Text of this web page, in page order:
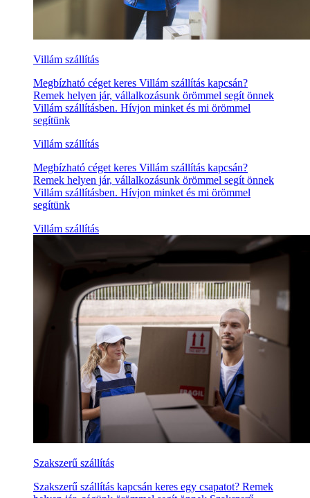
Villám szállítás
Megbízható céget keres Villám szállítás kapcsán?
Remek helyen jár, vállalkozásunk örömmel segít önnek
Villám szállításben. Hívjon minket és mi örömmel
segítünk
Villám szállítás
Megbízható céget keres Villám szállítás kapcsán?
Remek helyen jár, vállalkozásunk örömmel segít önnek
Villám szállításben. Hívjon minket és mi örömmel
segítünk
Villám szállítás
Szakszerű szállítás
Szakszerű szállítás kapcsán keres egy csapatot? Remek